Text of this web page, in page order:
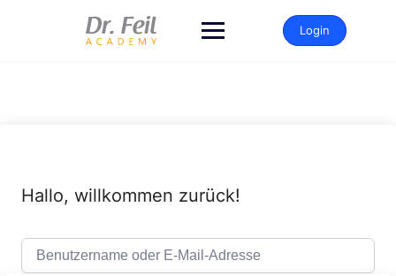
Login
Hallo, willkommen zurück!